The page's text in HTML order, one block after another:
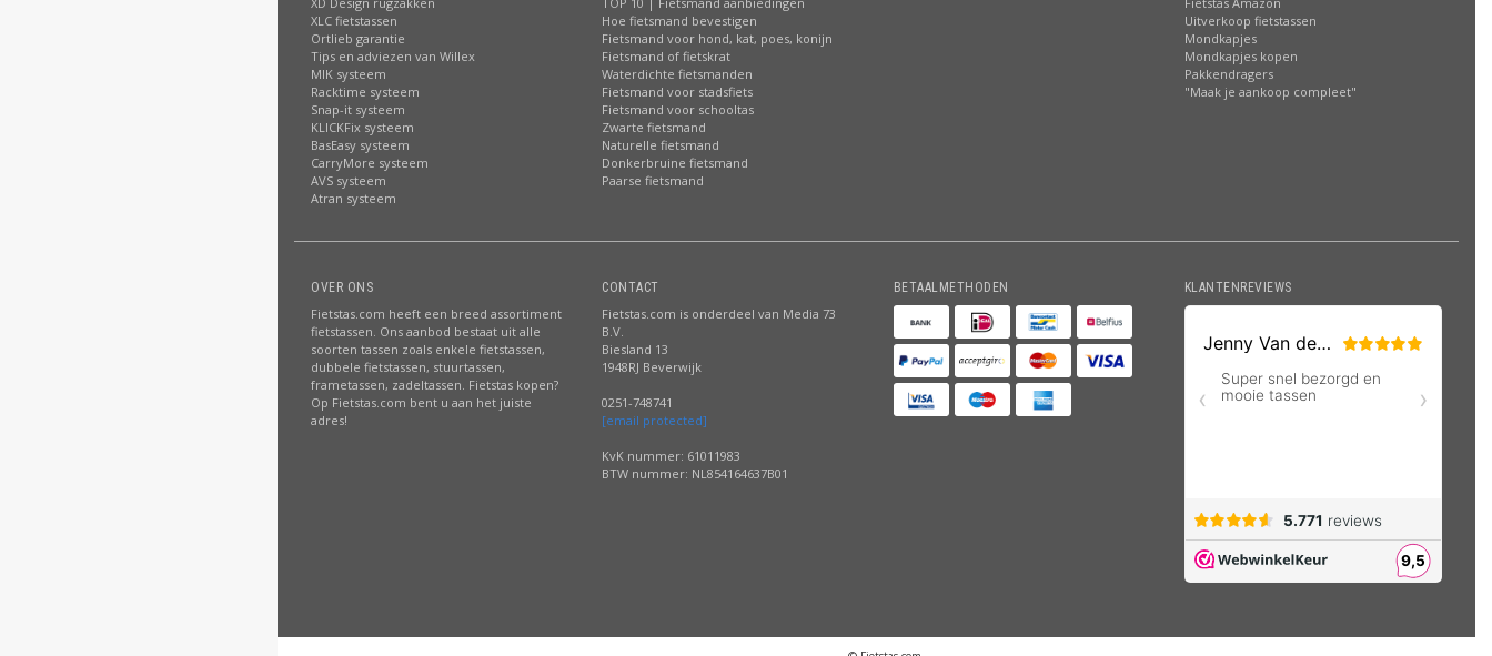
XLC fietstassen
Ortlieb garantie
Tips en adviezen van Willex
MIK systeem
Racktime systeem
Snap-it systeem
KLICKFix systeem
BasEasy systeem
CarryMore systeem
AVS systeem
Atran systeem
Hoe fietsmand bevestigen
Fietsmand voor hond, kat, poes, konijn
Fietsmand of fietskrat
Waterdichte fietsmanden
Fietsmand voor stadsfiets
Fietsmand voor schooltas
Zwarte fietsmand
Naturelle fietsmand
Donkerbruine fietsmand
Paarse fietsmand
Uitverkoop fietstassen
Mondkapjes
Mondkapjes kopen
Pakkendragers
"Maak je aankoop compleet"
OVER ONS
Fietstas.com heeft een breed assortiment
fietstassen. Ons aanbod bestaat uit alle
soorten tassen zoals enkele fietstassen,
dubbele fietstassen, stuurtassen,
frametassen, zadeltassen. Fietstas kopen?
Op Fietstas.com bent u aan het juiste
adres!
CONTACT
Fietstas.com is onderdeel van Media 73
B.V.
Biesland 13
1948RJ Beverwijk
0251-748741
[email protected]
KvK nummer: 61011983
BTW nummer: NL854164637B01
BETAALMETHODEN KLANTENREVIEWS